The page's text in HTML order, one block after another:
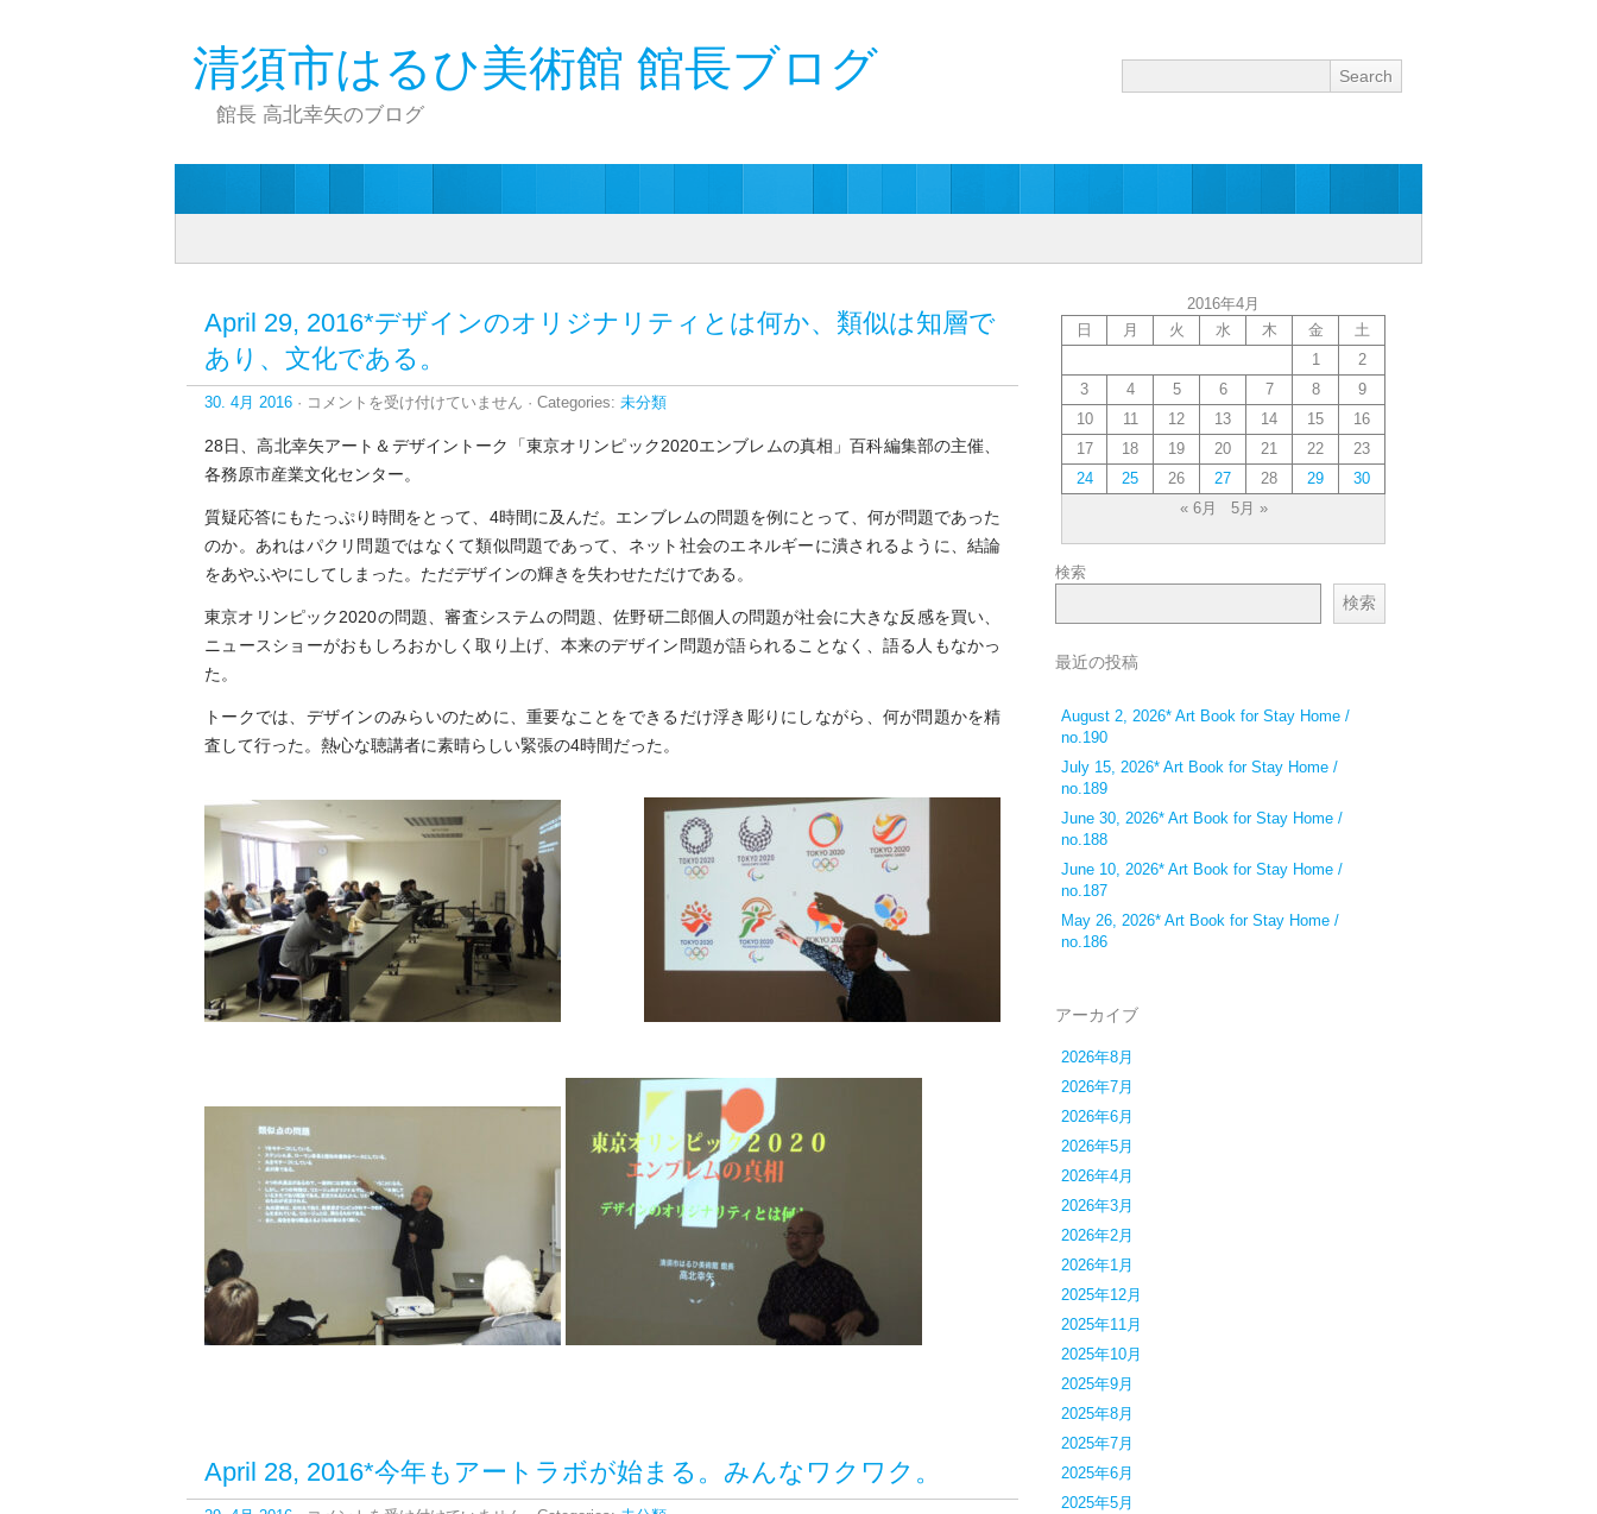
清須市はるひ美術館 館長ブログ
館長 高北幸矢のブログ
April 29, 2016*デザインのオリジナリティとは何か、類似は知層で
あり、文化である。
30. 4月 2016 · April
2016*
デ
ザ
ン
の
リ
ナ
リ
と
何
類
似
は
知
層
で
あ
り、
文
化
で
コメントを受け付けていません · Categories: 未分類
28日、高北幸矢アート＆デザイントーク「東京オリンピック2020エンブレムの真相」百科編集部の主催、
各務原市産業文化センター。
質疑応答にもたっぷり時間をとって、4時間に及んだ。エンブレムの問題を例にとって、何が問題であった
のか。あれはパクリ問題ではなくて類似問題であって、ネット社会のエネルギーに潰されるように、結論
をあやふやにしてしまった。ただデザインの輝きを失わせただけである。
東京オリンピック2020の問題、審査システムの問題、佐野研二郎個人の問題が社会に大きな反感を買い、
ニュースショーがおもしろおかしく取り上げ、本来のデザイン問題が語られることなく、語る人もなかっ
た。
トークでは、デザインのみらいのために、重要なことをできるだけ浮き彫りにしながら、何が問題かを精
査して行った。熱心な聴講者に素晴らしい緊張の4時間だった。
April 28, 2016*今年もアートラボが始まる。みんなワクワク。
2016年4月
日
月 火 水 木 金
土
1
2
3
4 5 6 7 8
9
10
11 12 13 14 15
16
17
18 19 20 21 22
23
24
25 26 27 28 29
30
« 6月
5月 »
検索
検索
最近の投稿
August 2, 2026* Art Book for Stay Home /
no.190
July 15, 2026* Art Book for Stay Home /
no.189
June 30, 2026* Art Book for Stay Home /
no.188
June 10, 2026* Art Book for Stay Home /
no.187
May 26, 2026* Art Book for Stay Home /
no.186
アーカイブ
2026年8月
2026年7月
2026年6月
2026年5月
2026年4月
2026年3月
2026年2月
2026年1月
2025年12月
2025年11月
2025年10月
2025年9月
2025年8月
2025年7月
2025年6月
2025年5月